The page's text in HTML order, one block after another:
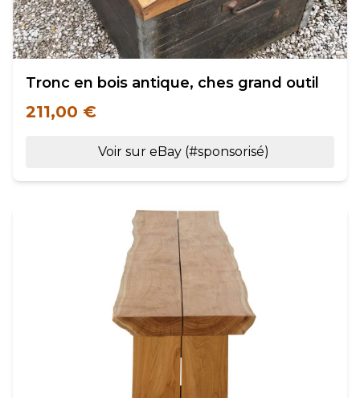
Tronc en bois antique, ches grand outil
211,00 €
Voir sur eBay (#sponsorisé)